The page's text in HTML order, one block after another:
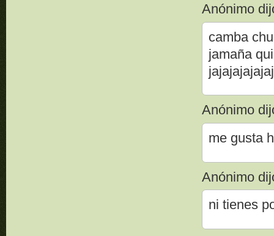
Anónimo
camba
jamaña
Anónimo
me gusta
Anónimo
ni tienes